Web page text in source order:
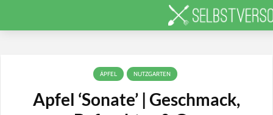
ÄPFEL NUTZGARTEN
Apfel ‘Sonate’ | Geschmack,